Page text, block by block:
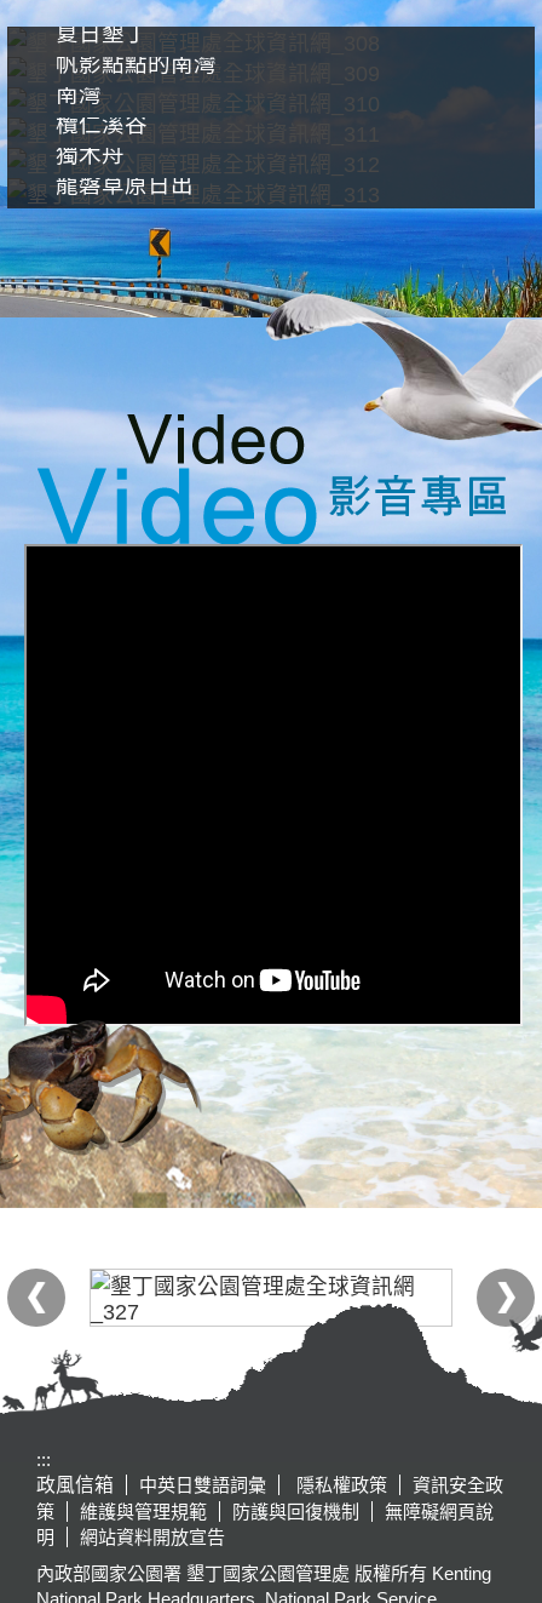
夏日墾丁
帆影點點的南灣
南灣
欖仁溪谷
獨木舟
龍磐草原日出
:::
政風信箱
中英日雙語詞彙 隱私權政策
資訊安全政
策
維護與管理規範 防護與回復機制
無障礙網頁說
明
網站資料開放宣告
內政部國家公園署 墾丁國家公園管理處 版權所有 Kenting
National Park Headquarters, National Park Service,